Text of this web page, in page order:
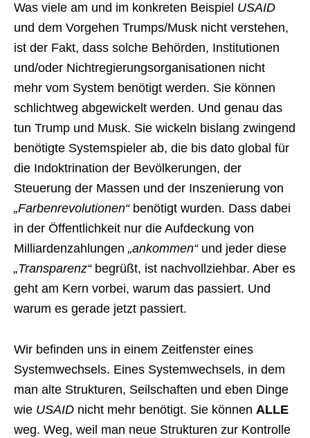
Was viele am und im konkreten Beispiel USAID
und dem Vorgehen Trumps/Musk nicht verstehen,
ist der Fakt, dass solche Behörden, Institutionen
und/oder Nichtregierungsorganisationen nicht
mehr vom System benötigt werden. Sie können
schlichtweg abgewickelt werden. Und genau das
tun Trump und Musk. Sie wickeln bislang zwingend
benötigte Systemspieler ab, die bis dato global für
die Indoktrination der Bevölkerungen, der
Steuerung der Massen und der Inszenierung von
„Farbenrevolutionen“benötigt wurden. Dass dabei
in der Öffentlichkeit nur die Aufdeckung von
Milliardenzahlungen „ankommen“und jeder diese
„Transparenz“begrüßt, ist nachvollziehbar. Aber es
geht am Kern vorbei, warum das passiert. Und
warum es gerade jetzt passiert.
Wir befinden uns in einem Zeitfenster eines
Systemwechsels. Eines Systemwechsels, in dem
man alte Strukturen, Seilschaften und eben Dinge
wie USAID nicht mehr benötigt. Sie können ALLE
weg. Weg, weil man neue Strukturen zur Kontrolle